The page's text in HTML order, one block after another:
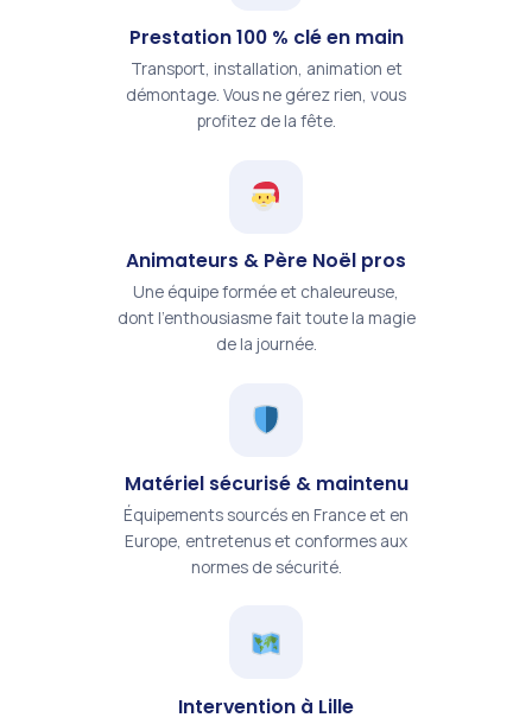
Prestation 100 % clé en main
Transport, installation, animation et
démontage. Vous ne gérez rien, vous
profitez de la fête.
Animateurs & Père Noël pros
Une équipe formée et chaleureuse,
dont l'enthousiasme fait toute la magie
de la journée.
Matériel sécurisé & maintenu
Équipements sourcés en France et en
Europe, entretenus et conformes aux
normes de sécurité.
Intervention à Lille